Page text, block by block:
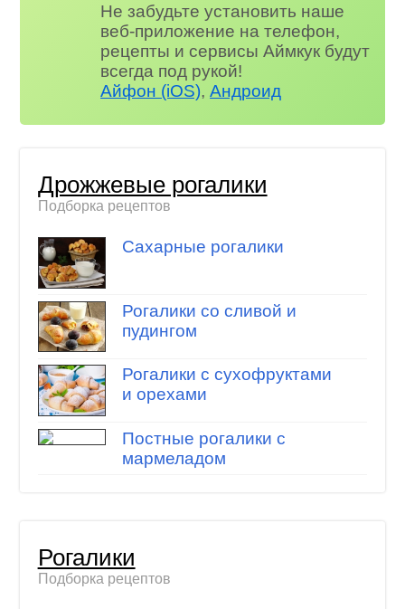
Не забудьте установить наше
веб-приложение на телефон,
рецепты и сервисы Аймкук будут
всегда под рукой!
Айфон (iOS),Андроид
Дрожжевые рогалики
Подборка рецептов
Сахарные рогалики
Рогалики со сливой и
пудингом
Рогалики с сухофруктами
и орехами
Постные рогалики с
мармеладом
Рогалики
Подборка рецептов